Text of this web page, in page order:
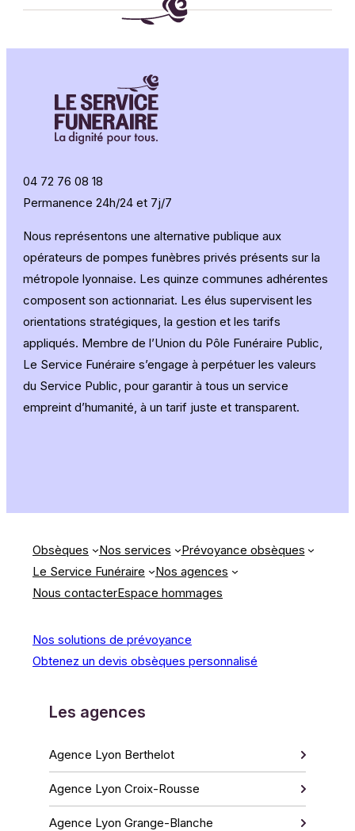
04 72 76 08 18
Permanence 24h/24 et 7j/7
Nous représentons une alternative publique aux
opérateurs de pompes funèbres privés présents sur la
métropole lyonnaise. Les quinze communes adhérentes
composent son actionnariat. Les élus supervisent les
orientations stratégiques, la gestion et les tarifs
appliqués. Membre de l’Union du Pôle Funéraire Public,
Le Service Funéraire s’engage à perpétuer les valeurs
du Service Public, pour garantir à tous un service
empreint d’humanité, à un tarif juste et transparent.
Obsèques Nos services
Prévoyance obsèques
Le Service Funéraire
Nos agences
Nous contacterEspace hommages
Nos solutions de prévoyance
Obtenez un devis obsèques personnalisé
Les agences
Agence Lyon Berthelot
Agence Lyon Croix-Rousse
Agence Lyon Grange-Blanche